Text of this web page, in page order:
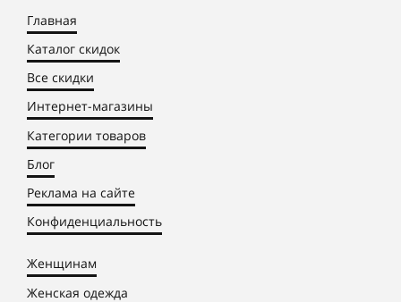
Главная
Каталог скидок
Все скидки
Интернет-магазины
Категории товаров
Блог
Реклама на сайте
Конфиденциальность
Женщинам
Женская одежда